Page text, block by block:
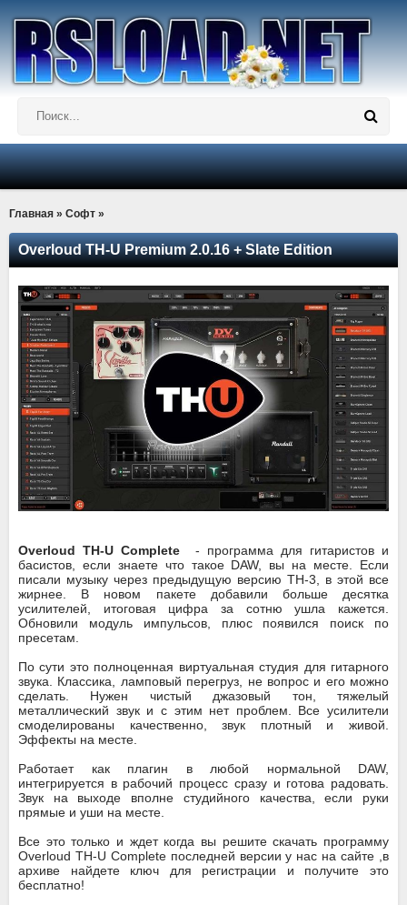
Главная » Софт »
Overloud TH-U Premium 2.0.16 + Slate Edition
Overloud TH-U Complete - программа для гитаристов и
басистов, если знаете что такое DAW, вы на месте. Если
писали музыку через предыдущую версию TH-3, в этой все
жирнее. В новом пакете добавили больше десятка
усилителей, итоговая цифра за сотню ушла кажется.
Обновили модуль импульсов, плюс появился поиск по
пресетам.
По сути это полноценная виртуальная студия для гитарного
звука. Классика, ламповый перегруз, не вопрос и его можно
сделать. Нужен чистый джазовый тон, тяжелый
металлический звук и с этим нет проблем. Все усилители
смоделированы качественно, звук плотный и живой.
Эффекты на месте.
Работает как плагин в любой нормальной DAW,
интегрируется в рабочий процесс сразу и готова радовать.
Звук на выходе вполне студийного качества, если руки
прямые и уши на месте.
Все это только и ждет когда вы решите скачать программу
Overloud TH-U Complete последней версии у нас на сайте ,в
архиве найдете ключ для регистрации и получите это
бесплатно!